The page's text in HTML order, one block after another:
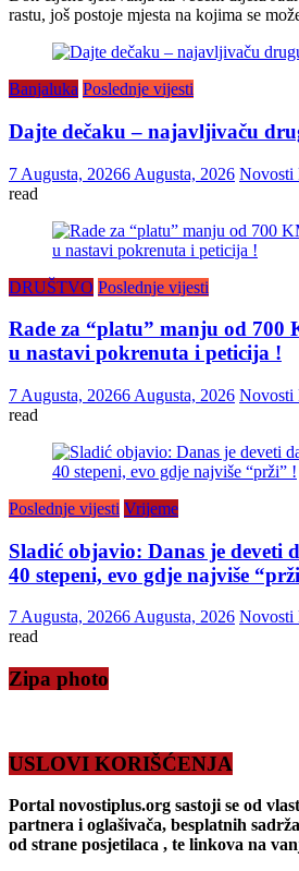
rastu, još postoje mjesta na kojima se
Banjaluka Poslednje vijesti
Dajte dečaku – najavljivaču
7 Augusta, 20266 Augusta, 2026 Novosti
read
DRUŠTVO Poslednje vijesti
Rade za “platu” manju od 700
u nastavi pokrenuta i peticija !
7 Augusta, 20266 Augusta, 2026 Novosti
read
Poslednje vijesti Vrijeme
Sladić objavio: Danas je deveti
40 stepeni, evo gdje najviše
7 Augusta, 20266 Augusta, 2026 Novosti
read
Zipa photo
USLOVI KORIŠĆENJA
Portal novostiplus.org sastoji se od
partnera i oglašivača, besplatnih
od strane posjetilaca , te linkova na